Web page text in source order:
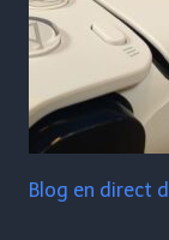
Blog en direct